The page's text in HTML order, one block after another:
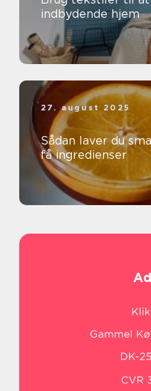
indbydende hjem
27. august 2025
Sådan laver du
få ingredienser